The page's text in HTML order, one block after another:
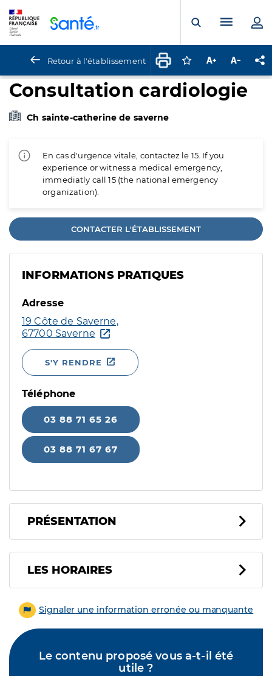
Ouvrir laMenu
Retour à l'établissement Connectez-vous
Augmenter la
Consultation cardiologie
Ch sainte-catherine de saverne
En cas d'urgence vitale, contactez le 15. If you
experience or witness a medical emergency,
immediatly call 15 (the national emergency
organization).
CONTACTER L'ÉTABLISSEMENT
INFORMATIONS PRATIQUES
Adresse
19 Côte de Saverne,
67700 Saverne
S'Y RENDRE
Téléphone
03 88 71 65 26
03 88 71 67 67
PRÉSENTATION
LES HORAIRES
Signaler une information erronée ou manquante
Le contenu proposé vous a-t-il été
utile ?